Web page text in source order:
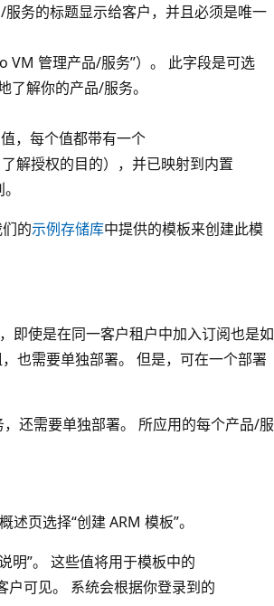
务的标题显示给客户，并且必须是唯一
VM 管理产品/服务”）。 此字段是可选
了解你的产品/服务。
值，每个值都带有一个
了解授权的目的），并已映射到内置
的示例存储库中提供的模板来创建此模
即使是在同一客户租户中加入订阅也是如
也需要单独部署。 但是，可在一个部署
还需要单独部署。 所应用的每个产品/服
页选择“创建 ARM 模板”。
明”。 这些值将用于模板中的
户可见。 系统会根据你登录到的